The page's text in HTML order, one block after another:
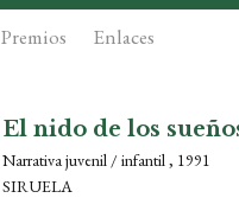
Premios Enlaces
El nido de los
Narrativa juvenil / infantil , 1991
SIRUELA